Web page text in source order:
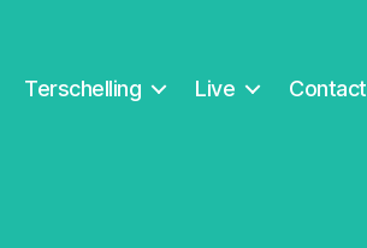
Terschelling Live Contact